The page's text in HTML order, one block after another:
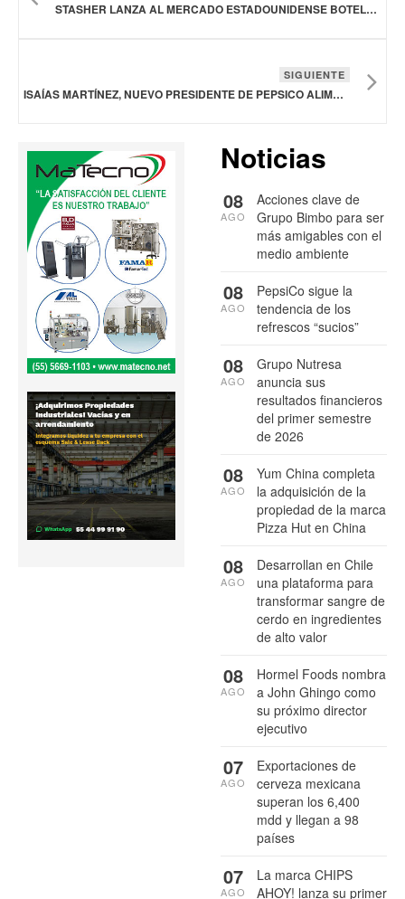
STASHER LANZA AL MERCADO ESTADOUNIDENSE BOTELLA DE AGUA QUE AMPLÍA LA INNOVACIÓN SOSTENIBLE
SIGUIENTE
ISAÍAS MARTÍNEZ, NUEVO PRESIDENTE DE PEPSICO ALIMENTOS MÉXICO
Noticias
Acciones clave de
Grupo Bimbo para ser
más amigables con el
medio ambiente
08
AGO
PepsiCo sigue la
tendencia de los
refrescos “sucios”
08
AGO
Grupo Nutresa
anuncia sus
resultados financieros
del primer semestre
de 2026
08
AGO
Yum China completa
la adquisición de la
propiedad de la marca
Pizza Hut en China
08
AGO
Desarrollan en Chile
una plataforma para
transformar sangre de
cerdo en ingredientes
de alto valor
08
AGO
Hormel Foods nombra
a John Ghingo como
su próximo director
ejecutivo
08
AGO
Exportaciones de
cerveza mexicana
superan los 6,400
mdd y llegan a 98
países
07
AGO
La marca CHIPS
AHOY! lanza su primer
07
AGO